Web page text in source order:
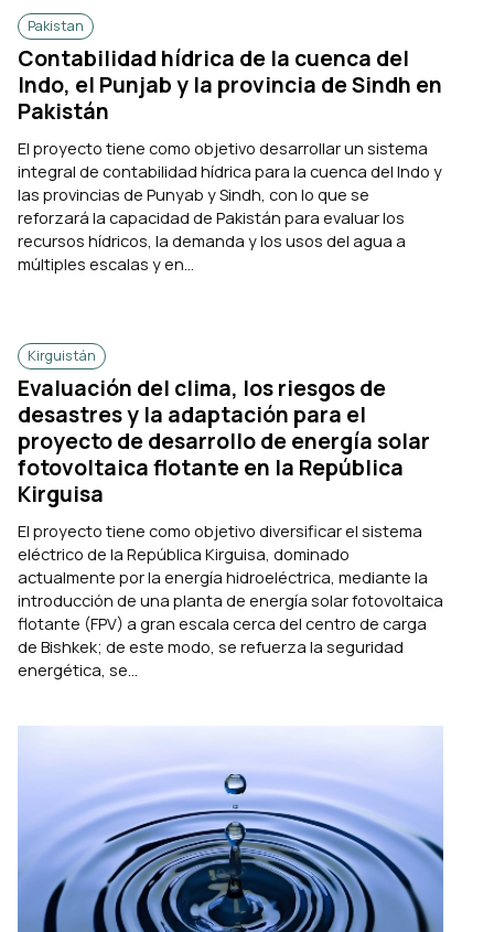
Pakistan
Contabilidad hídrica de la cuenca del
Indo, el Punjab y la provincia de Sindh en
Pakistán
El proyecto tiene como objetivo desarrollar un sistema
integral de contabilidad hídrica para la cuenca del Indo y
las provincias de Punyab y Sindh, con lo que se
reforzará la capacidad de Pakistán para evaluar los
recursos hídricos, la demanda y los usos del agua a
múltiples escalas y en...
Kirguistán
Evaluación del clima, los riesgos de
desastres y la adaptación para el
proyecto de desarrollo de energía solar
fotovoltaica flotante en la República
Kirguisa
El proyecto tiene como objetivo diversificar el sistema
eléctrico de la República Kirguisa, dominado
actualmente por la energía hidroeléctrica, mediante la
introducción de una planta de energía solar fotovoltaica
flotante (FPV) a gran escala cerca del centro de carga
de Bishkek; de este modo, se refuerza la seguridad
energética, se...